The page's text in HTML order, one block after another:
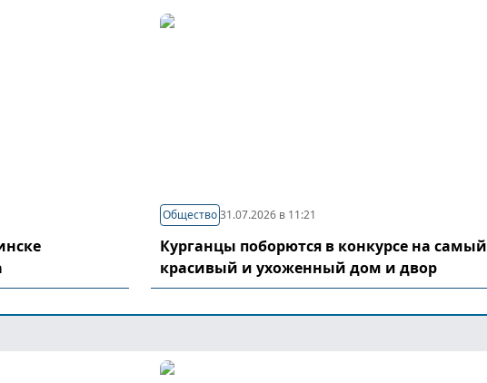
Общество 31.07.2026 в 11:21
Курганцы поборются в конкурсе на самый
красивый и ухоженный дом и двор